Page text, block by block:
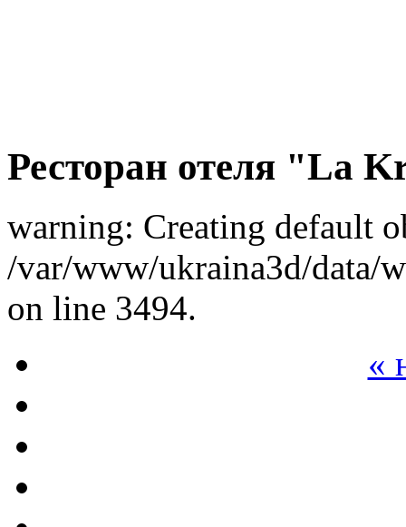
Ресторан отеля "La
warning: Creating default
/var/www/ukraina3d/data/
on line 3494.
«